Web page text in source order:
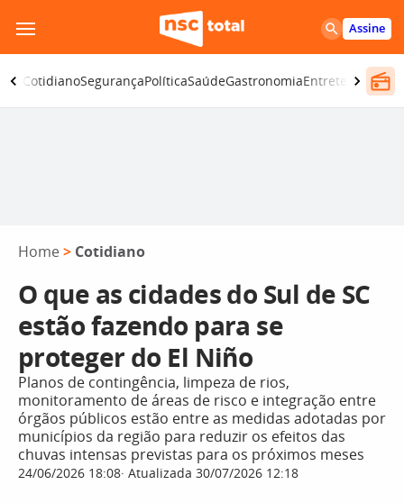
para
o
conteúdo
Assine
CotidianoSegurançaPolíticaSaúdeGastronomiaEntretenimento
Home > Cotidiano
O que as cidades do Sul de SC
estão fazendo para se
proteger do El Niño
Planos de contingência, limpeza de rios,
monitoramento de áreas de risco e integração entre
órgãos públicos estão entre as medidas adotadas por
municípios da região para reduzir os efeitos das
chuvas intensas previstas para os próximos meses
24/06/2026 18:08 Atualizada 30/07/2026 12:18